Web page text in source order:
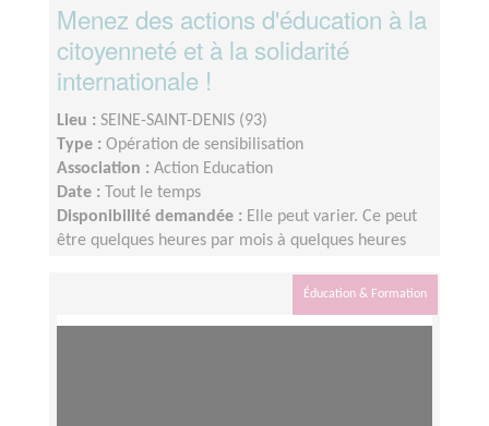
Menez des actions d'éducation à la
citoyenneté et à la solidarité
internationale !
Lieu : SEINE-SAINT-DENIS (93)
Type : Opération de sensibilisation
Association : Action Education
Date :
Tout le temps
Disponibilité demandée : Elle peut varier. Ce peut
être quelques heures par mois à quelques heures
Éducation & Formation